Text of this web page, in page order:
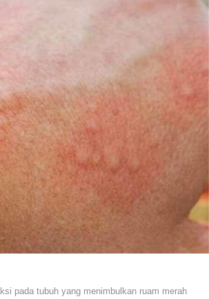
pada tubuh yang menimbulkan ruam merah